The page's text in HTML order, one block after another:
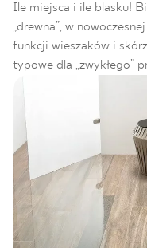
Ile miejsca i ile blasku!
„drewna”, w
funkcji wieszaków i
typowe dla „zwykłego”